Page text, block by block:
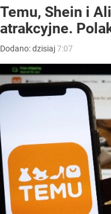
Temu, Shein i
atrakcyjne.
Dodano:dzisiaj7:07